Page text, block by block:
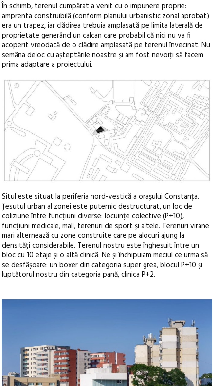
În schimb, terenul cumpărat a venit cu o impunere proprie:
amprenta construibilă (conform planului urbanistic zonal aprobat)
era un trapez, iar clădirea trebuia amplasată pe limita laterală de
proprietate generând un calcan care probabil că nici nu va fi
acoperit vreodată de o clădire amplasată pe terenul învecinat. Nu
semăna deloc cu așteptările noastre și am fost nevoiți să facem
prima adaptare a proiectului.
Situl este situat la periferia nord-vestică a orașului Constanța.
Țesutul urban al zonei este puternic destructurat, un loc de
coliziune între funcțiuni diverse: locuințe colective (P+10),
funcțiuni medicale, mall, terenuri de sport și altele. Terenuri virane
mari alternează cu zone construite care pe alocuri ajung la
densități considerabile. Terenul nostru este înghesuit între un
bloc cu 10 etaje și o altă clinică. Ne și închipuiam meciul ce urma să
se desfășoare: un boxer din categoria super grea, blocul P+10 și
luptătorul nostru din categoria pană, clinica P+2.